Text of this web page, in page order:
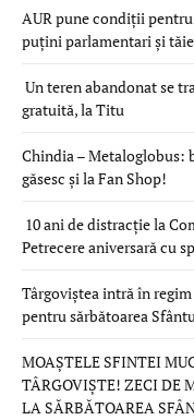
AUR pune condiții
puțini parlamentari și
Un teren abandonat se
gratuită, la Titu
Chindia – Metaloglobus:
găsesc și la Fan Shop!
10 ani de distracție la
Petrecere aniversară cu
Târgoviștea intră în
pentru sărbătoarea
MOAȘTELE SFINTEI
TÂRGOVIȘTE! ZECI DE
LA SĂRBĂTOAREA